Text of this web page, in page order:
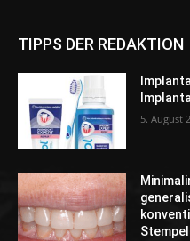
TIPPS DER REDAKTION
5. August